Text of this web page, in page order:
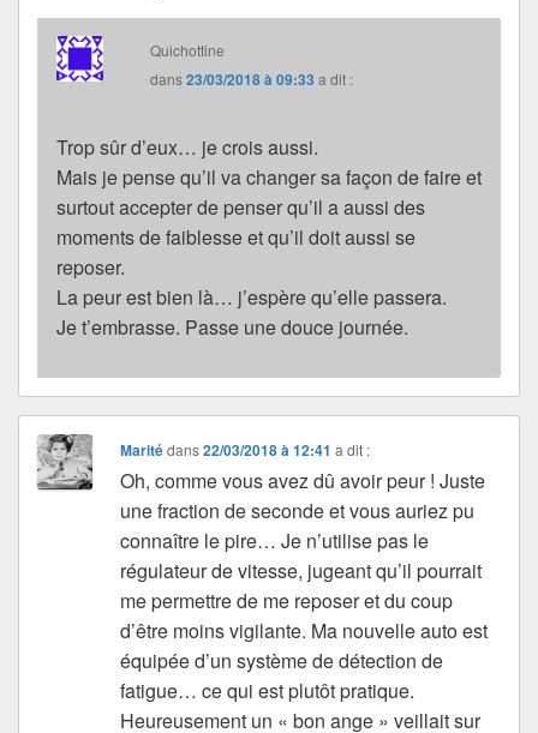
Quichottine
dans23/03/2018 à 09:33 a dit :
Trop sûr d’eux… je crois aussi.
Mais je pense qu’il va changer sa façon de faire et
surtout accepter de penser qu’il a aussi des
moments de faiblesse et qu’il doit aussi se
reposer.
La peur est bien là… j’espère qu’elle passera.
Je t’embrasse. Passe une douce journée.
Maritédans22/03/2018 à 12:41 a dit :
Oh, comme vous avez dû avoir peur ! Juste
une fraction de seconde et vous auriez pu
connaître le pire… Je n’utilise pas le
régulateur de vitesse, jugeant qu’il pourrait
me permettre de me reposer et du coup
d’être moins vigilante. Ma nouvelle auto est
équipée d’un système de détection de
fatigue… ce qui est plutôt pratique.
Heureusement un « bon ange » veillait sur